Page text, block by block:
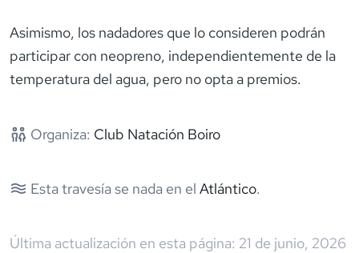
Asimismo, los nadadores que lo consideren podrán
participar con neopreno, independientemente de la
temperatura del agua, pero no opta a premios.
Organiza: Club Natación Boiro
Esta travesía se nada en el Atlántico.
Última actualización en esta página: 21 de junio, 2026